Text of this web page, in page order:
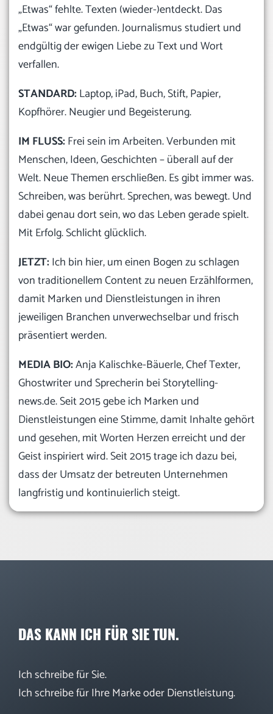
„Etwas“ fehlte. Texten (wieder-)entdeckt. Das
„Etwas“ war gefunden. Journalismus studiert und
endgültig der ewigen Liebe zu Text und Wort
verfallen.
STANDARD:Laptop, iPad, Buch, Stift, Papier,
Kopfhörer. Neugier und Begeisterung.
IM FLUSS:Frei sein im Arbeiten. Verbunden mit
Menschen, Ideen, Geschichten – überall auf der
Welt. Neue Themen erschließen. Es gibt immer was.
Schreiben, was berührt. Sprechen, was bewegt. Und
dabei genau dort sein, wo das Leben gerade spielt.
Mit Erfolg. Schlicht glücklich.
JETZT:Ich bin hier, um einen Bogen zu schlagen
von traditionellem Content zu neuen Erzählformen,
damit Marken und Dienstleistungen in ihren
jeweiligen Branchen unverwechselbar und frisch
präsentiert werden.
MEDIA BIO:Anja Kalischke-Bäuerle, Chef Texter,
Ghostwriter und Sprecherin bei Storytelling-
news.de. Seit 2015 gebe ich Marken und
Dienstleistungen eine Stimme, damit Inhalte gehört
und gesehen, mit Worten Herzen erreicht und der
Geist inspiriert wird. Seit 2015 trage ich dazu bei,
dass der Umsatz der betreuten Unternehmen
langfristig und kontinuierlich steigt.
DAS KANN ICH FÜR SIE TUN.
Ich schreibe für Sie.
Ich schreibe für Ihre Marke oder Dienstleistung.